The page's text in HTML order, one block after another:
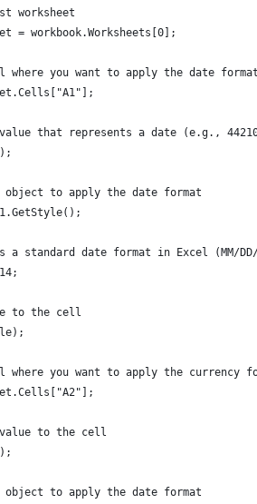
worksheet
= workbook.Worksheets[0];
you want to apply the date
that represents a date (e.g.,
to apply the date format
standard date format in Excel (MM/DD/
to the cell
you want to apply the currency
to the cell
to apply the date format